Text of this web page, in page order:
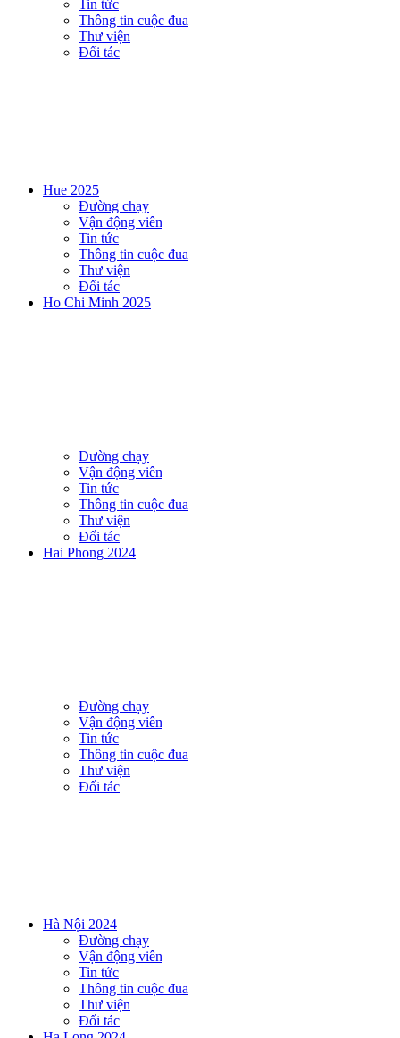
Tin tức
Thông tin cuộc đua
Thư viện
Đối tác
Hue 2025
Đường chạy
Vận động viên
Tin tức
Thông tin cuộc đua
Thư viện
Đối tác
Ho Chi Minh 2025
Đường chạy
Vận động viên
Tin tức
Thông tin cuộc đua
Thư viện
Đối tác
Hai Phong 2024
Đường chạy
Vận động viên
Tin tức
Thông tin cuộc đua
Thư viện
Đối tác
Hà Nội 2024
Đường chạy
Vận động viên
Tin tức
Thông tin cuộc đua
Thư viện
Đối tác